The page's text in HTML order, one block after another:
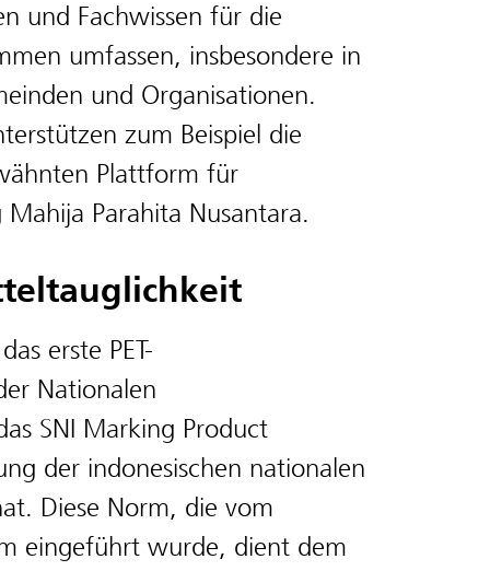
und Fachwissen für die
umfassen, insbesondere in
und Organisationen.
zum Beispiel die
Plattform für
Parahita Nusantara.
erste PET-
Nationalen
SNI Marking Product
der indonesischen nationalen
Diese Norm, die vom
eingeführt wurde, dient dem